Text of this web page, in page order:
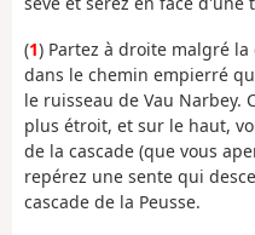
(1) Partez à droite malgré
dans le chemin empierré
le ruisseau de Vau Narbey.
plus étroit, et sur le haut,
de la cascade (que vous
repérez une sente qui
cascade de la Peusse.